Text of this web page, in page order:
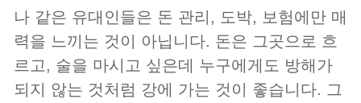
나 같은 유대인들은 돈 관리, 도박, 보험에만 매
력을 느끼는 것이 아닙니다. 돈은 그곳으로 흐
르고, 술을 마시고 싶은데 누구에게도 방해가
되지 않는 것처럼 강에 가는 것이 좋습니다. 그